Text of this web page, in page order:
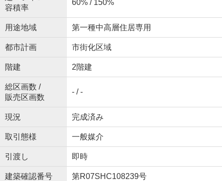
容積率
60% / 150%
用途地域 第一種中高層住居専用
都市計画 市街化区域
階建 2階建
総区画数 /
販売区画数
- / -
現況 完成済み
取引態様 一般媒介
引渡し 即時
建築確認番号 第R07SHC108239号